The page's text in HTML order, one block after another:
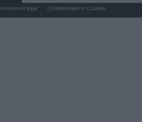
légal Confidentialité et Cookies